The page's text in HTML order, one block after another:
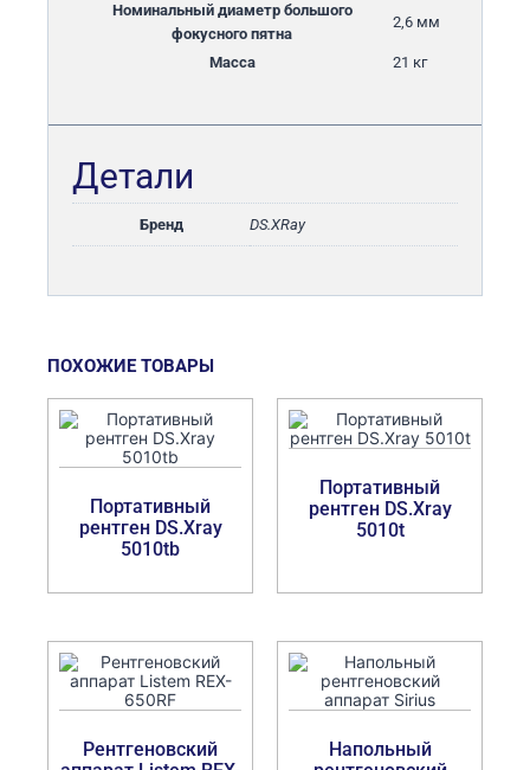
Номинальный диаметр большого
фокусного пятна
2,6 мм
Масса 21 кг
Детали
Бренд DS.XRay
ПОХОЖИЕ ТОВАРЫ
Портативный
рентген DS.Xray
5010tb
Портативный
рентген DS.Xray
5010t
Рентгеновский
Напольный